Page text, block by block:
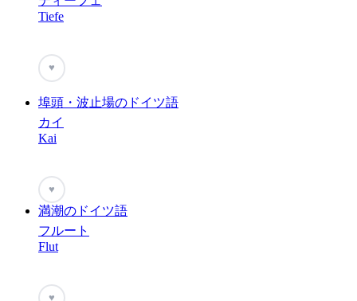
Tiefe
♥
埠頭・波止場のドイツ語
カイ
Kai
♥
満潮のドイツ語
フルート
Flut
♥